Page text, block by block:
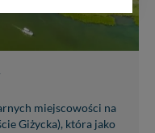
miejscowości na
Giżycka), która jako
itp).
dla nas
Twoje dane są u
zgodę. Więcej
Prywatności.